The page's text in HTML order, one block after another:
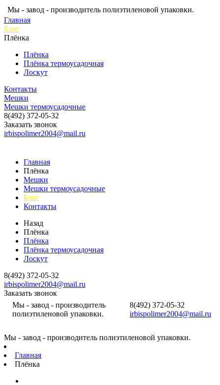
Мы - завод - производитель полиэтиленовой упаковки.
Главная
Блог
Плёнка
Плёнка
Плёнка термоусадочная
Лоскут
Контакты
Мешки
Мешки термоусадочные
8(492) 372-05-32
Заказать звонок
irbispolimer2004@mail.ru
Главная
Плёнка
Мешки
Мешки термоусадочные
Блог
Контакты
Назад
Плёнка
Плёнка
Плёнка термоусадочная
Лоскут
8(492) 372-05-32
irbispolimer2004@mail.ru
Заказать звонок
Мы - завод - производитель
полиэтиленовой упаковки.
8(492) 372-05-32
irbispolimer2004@mail.ru
Мы - завод - производитель полиэтиленовой упаковки.
Главная
Плёнка